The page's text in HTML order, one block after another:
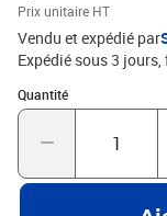
Prix unitaire HT
Vendu et expédié par
Expédié sous 3
Quantité
Quantité : 1